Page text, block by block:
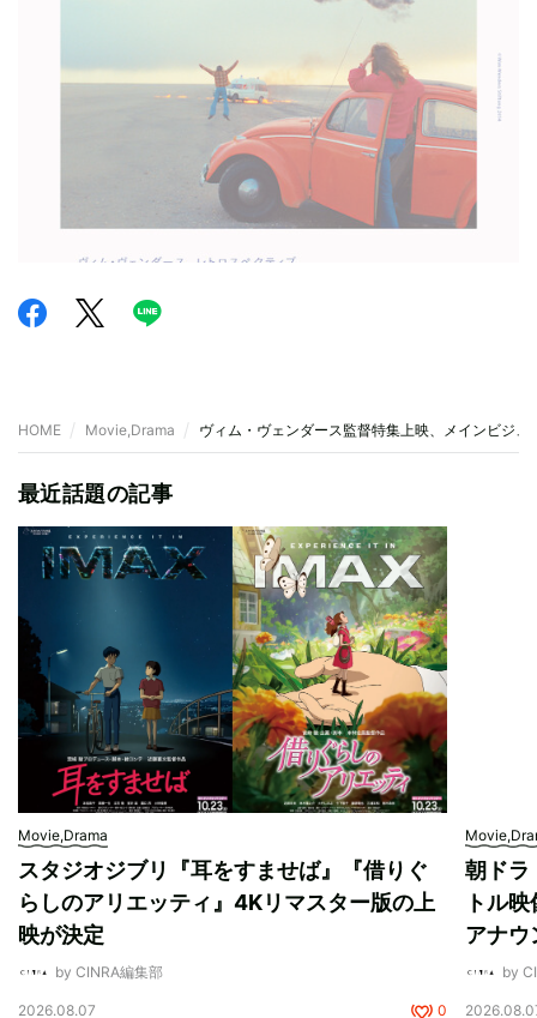
HOME Movie,Drama ヴィム・ヴェンダース監督特集上映、メインビジュ
最近話題の記事
Movie,Drama
スタジオジブリ『耳をすませば』『借りぐ
らしのアリエッティ』4Kリマスター版の上
映が決定
by CINRA編集部
2026.08.07 0
朝ドラ
トル
アナウ
by